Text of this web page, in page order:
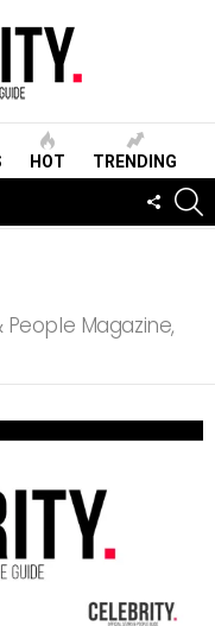
HOT TRENDING
Magazine,